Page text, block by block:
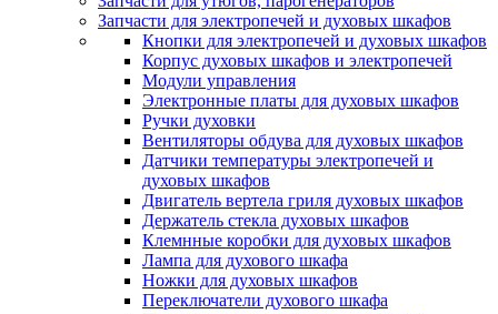
Запчасти для электропечей и духовых шкафов
Кнопки для электропечей и духовых шкафов
Корпус духовых шкафов и электропечей
Модули управления
Электронные платы для духовых шкафов
Ручки духовки
Вентиляторы обдува для духовых шкафов
Датчики температуры электропечей и
духовых шкафов
Двигатель вертела гриля духовых шкафов
Держатель стекла духовых шкафов
Клемнные коробки для духовых шкафов
Лампа для духового шкафа
Ножки для духовых шкафов
Переключатели духового шкафа